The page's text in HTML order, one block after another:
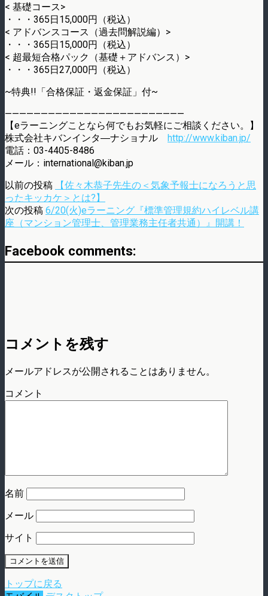
< 基礎コース>
・・・365日15,000円（税込）
< アドバンスコース（過去問解説編）>
・・・365日15,000円（税込）
< 超最短合格パック（基礎＋アドバンス）>
・・・365日27,000円（税込）
~特典!!「合格保証・返金保証」付~
—————————————————————————
【eラーニングことなら何でもお気軽にご相談ください。】
株式会社キバンインタ―ナショナル http://www.kiban.jp/
電話：03-4405-8486
メール：international@kiban.jp
以前の投稿
【佐々木恭子先生の＜気象予報士になろうと思
ったキッカケ＞とは?】
次の投稿 6/20(火)eラーニング『標準管理規約ハイレベル講
座（マンション管理士、管理業務主任者共通）』開講！
Facebook comments:
コメントを残す
メールアドレスが公開されることはありません。
コメント
名前
メール
サイト
トップに戻る